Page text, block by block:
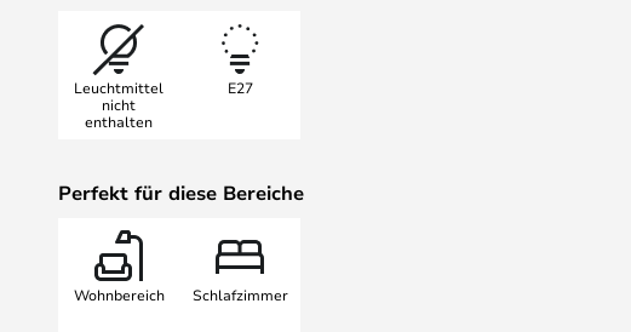
erhalten Sie eine zeitlose Lampe Gras, die
Mode gekommen ist.
Leuchtmittel
nicht
enthalten
E27
Perfekt für diese Bereiche
Wohnbereich Schlafzimmer